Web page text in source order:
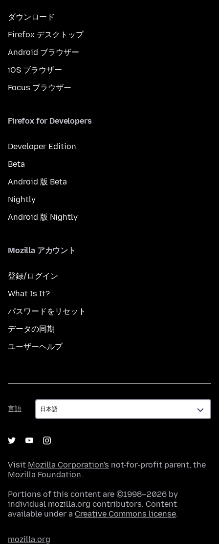
ダウンロード
Firefox デスクトップ
Android ブラウザー
iOS ブラウザー
Focus ブラウザー
Firefox for Developers
Developer Edition
Beta
Android 版 Beta
Nightly
Android 版 Nightly
Mozilla アカウント
登録/ログイン
What Is It?
パスワードをリセット
データの同期
ユーザーヘルプ
言語
言
語
Visit Mozilla Corporation's not-for-profit parent, the
Mozilla Foundation.
Portions of this content are ©1998–2026 by
individual mozilla.org contributors. Content
available under a Creative Commons license.
mozilla.org